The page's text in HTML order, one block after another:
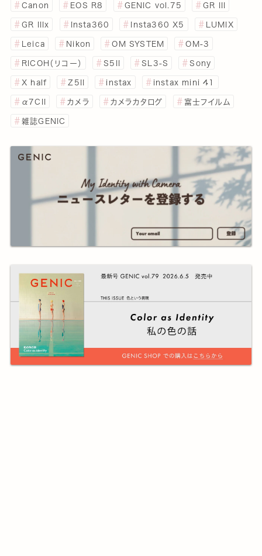
Canon EOS R8 GENIC vol.75 GR III
GR IIIx Insta360 Insta360 X5 LUMIX
Leica Nikon OM SYSTEM OM-3
RICOH（リコー） S5II SL3-S Sony
X half Z5II instax instax mini 41
α7CII カメラ カメラカタログ 富士フイルム
雑誌GENIC